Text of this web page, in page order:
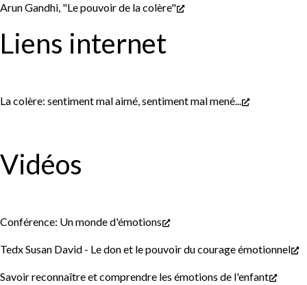
Arun Gandhi, "Le pouvoir de la colère"
Liens internet
La colère: sentiment mal aimé, sentiment mal mené...
Vidéos
Conférence: Un monde d'émotions
Tedx Susan David - Le don et le pouvoir du courage émotionnel
Savoir reconnaître et comprendre les émotions de l'enfant